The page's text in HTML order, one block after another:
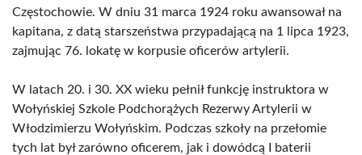
Częstochowie. W dniu 31 marca 1924 roku awansował na
kapitana, z datą starszeństwa przypadającą na 1 lipca 1923,
zajmując 76. lokatę w korpusie oficerów artylerii.
W latach 20. i 30. XX wieku pełnił funkcję instruktora w
Wołyńskiej Szkole Podchorążych Rezerwy Artylerii w
Włodzimierzu Wołyńskim. Podczas szkoły na przełomie
tych lat był zarówno oficerem, jak i dowódcą I baterii